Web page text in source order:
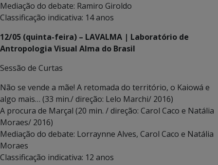
Mediação do debate: Ramiro Giroldo
Classificação indicativa: 14 anos
12/05 (quinta-feira) – LAVALMA | Laboratório de
Antropologia Visual Alma do Brasil
Sessão de Curtas
Não se vende a mãe! A retomada do território, o Kaiowá e
algo mais… (33 min./ direção: Lelo Marchi/ 2016)
A procura de Marçal (20 min. / direção: Carol Caco e Natália
Moraes/ 2016)
Mediação do debate: Lorraynne Alves, Carol Caco e Natália
Moraes
Classificação indicativa: 12 anos